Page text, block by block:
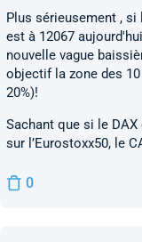
Plus sérieusement , si
est à 12067
nouvelle vague
objectif la zone des
20%)!
Sachant que si le
sur l’Eurostoxx50, le
0